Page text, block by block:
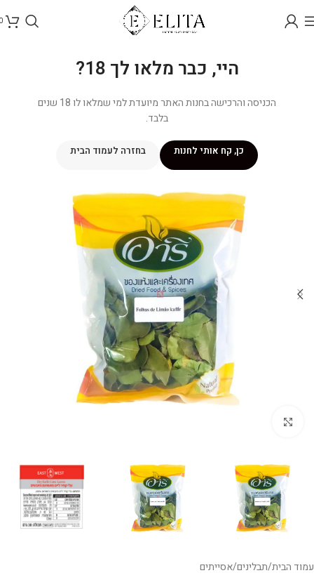
היי, כבר מלאו לך 18?
הכניסה והרכישה בחנות האתר מיועדת למי שמלאו לו 18 שנים
בלבד.
כן, קח אותי לחנות בחזרה לעמוד הבית
עמוד הבית/תבלינים/אסייתים